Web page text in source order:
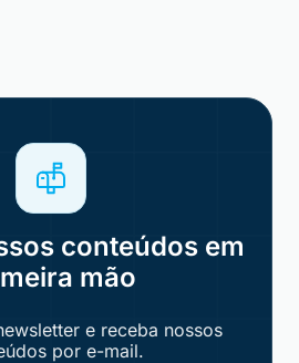
conteúdos em
mão
e receba nossos
por e-mail.